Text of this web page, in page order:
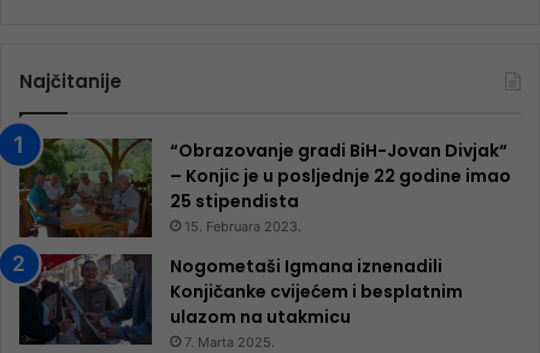
Najčitanije
“Obrazovanje gradi BiH-Jovan Divjak“
– Konjic je u posljednje 22 godine imao
25 ​​stipendista
15. Februara 2023.
Nogometaši Igmana iznenadili
Konjičanke cvijećem i besplatnim
ulazom na utakmicu
7. Marta 2025.